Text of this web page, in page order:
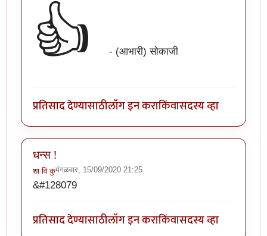
👍 - (आभारी) सोकाजी
प्रतिसाद देण्यासाठीलॉग इन कराकिंवासदस्य व्हा
धन्स !
शा वि कुमंगळवार, 15/09/2020 21:25
&#128079
प्रतिसाद देण्यासाठीलॉग इन कराकिंवासदस्य व्हा